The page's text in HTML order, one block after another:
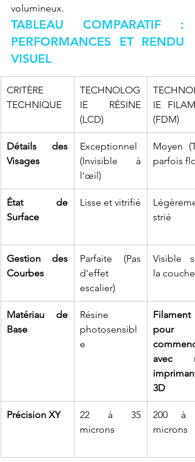
volumineux.
TABLEAU COMPARATIF :
PERFORMANCES ET RENDU
VISUEL
CRITÈRE
TECHNIQUE
TECHNOLOG
IE RÉSINE
(LCD)
IE
(FDM)
Détails des
Visages
Exceptionnel
(Invisible à
l'œil)
Moyen
parfois
État de
Surface
Lisse et vitrifié
strié
Gestion des
Courbes
Parfaite (Pas
d'effet
escalier)
Visible
la couche
Matériau de
Base
Résine
photosensibl
e
Filament
pour
avec
3D
Précision XY
22 à 35
microns
200 à
microns